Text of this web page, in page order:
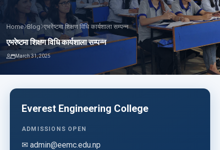
Home Blog एभरेष्टमा शिक्षण विधि कार्यशाला सम्पन्न
एभरेष्टमा शिक्षण विधि कार्यशाला सम्पन्न
March 31, 2025
Everest Engineering College
ADMISSIONS OPEN
✉ admin@eemc.edu.np